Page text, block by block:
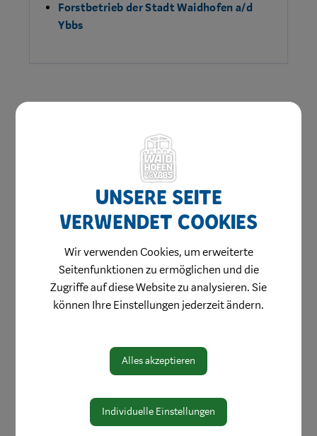
Forstbetrieb der Stadt Waidhofen a/d
Ybbs
Amtswege
Online Formulare
MitarbeiterInnen
Leitbild
Digitale Amtstafel
Protokolle & Publikationen
Unsere Seite
verwendet Cookies
Wir verwenden Cookies, um erweiterte
Seitenfunktionen zu ermöglichen und die
Zugriffe auf diese Website zu analysieren. Sie
können Ihre Einstellungen jederzeit ändern.
Alles akzeptieren
Individuelle Einstellungen